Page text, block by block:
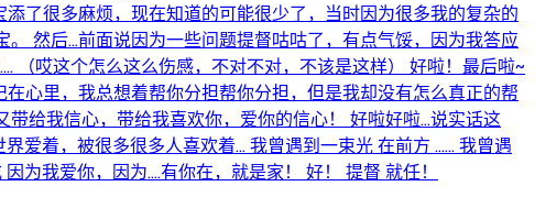
了很多麻烦，现在知道的可能很少了，当时因为很多我的复杂的
然后...前面说因为一些问题提督咕咕了，有点气馁，因为我答应
（哎这个怎么这么伤感，不对不对，不该是这样） 好啦！最后啦~
心里，我总想着帮你分担帮你分担，但是我却没有怎么真正的帮
给我信心，带给我喜欢你，爱你的信心！ 好啦好啦...说实话这
爱着，被很多很多人喜欢着... 我曾遇到一束光 在前方 ...... 我曾遇
为我爱你，因为....有你在，就是家！ 好！ 提督 就任！